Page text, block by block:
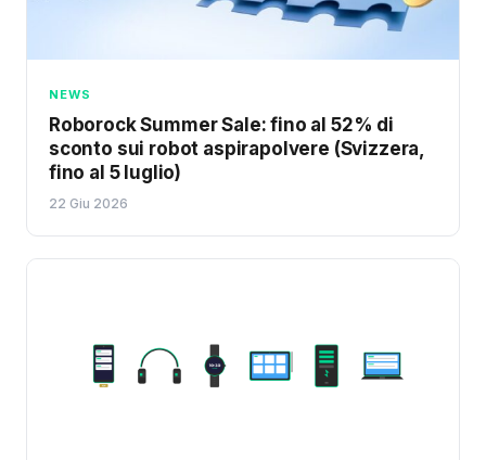
NEWS
Roborock Summer Sale: fino al 52% di
sconto sui robot aspirapolvere (Svizzera,
fino al 5 luglio)
22 Giu 2026